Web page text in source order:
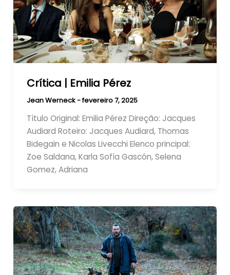
Crítica | Emilia Pérez
Jean Werneck-fevereiro 7, 2025
Título Original: Emilia Pérez Direção: Jacques
Audiard Roteiro: Jacques Audiard, Thomas
Bidegain e Nicolas Livecchi Elenco principal:
Zoe Saldana, Karla Sofía Gascón, Selena
Gomez, Adriana